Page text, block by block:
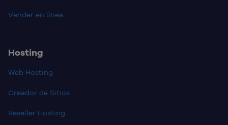
Vender en línea
Hosting
Web Hosting
Creador de Sitios
Reseller Hosting